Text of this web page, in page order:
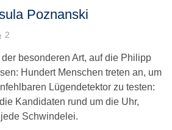
Poznanski
2
besonderen Art, auf die Philipp
Hundert Menschen treten an, um
Lügendetektor zu testen:
Kandidaten rund um die Uhr,
Schwindelei.